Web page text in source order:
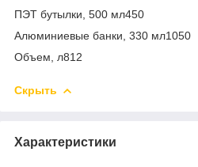
ПЭТ бутылки, 500 мл450
Алюминиевые банки, 330 мл1050
Объем, л812
Скрыть
Характеристики